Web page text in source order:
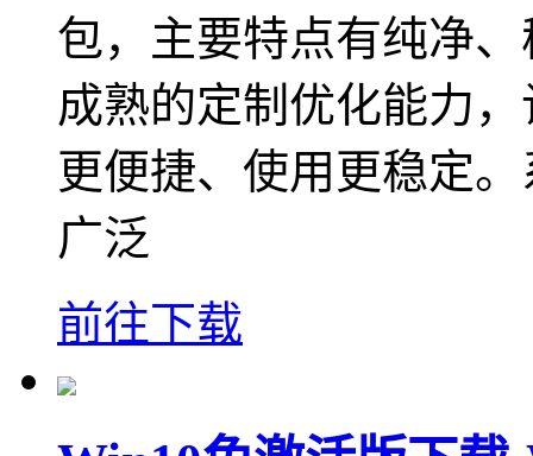
包，主要特点有纯净
成熟的定制优化能力
更便捷、使用更稳定
广泛
前往下载